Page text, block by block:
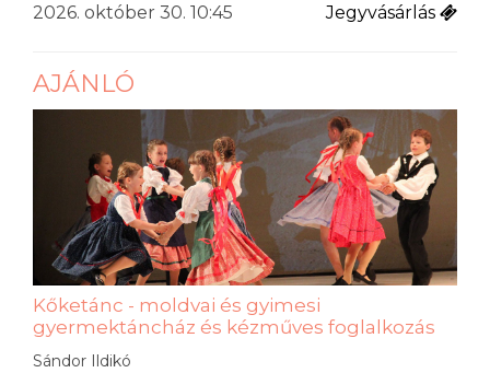
2026. október 30. 10:45 Jegyvásárlás
AJÁNLÓ
Kőketánc - moldvai és gyimesi
gyermektáncház és kézműves foglalkozás
Sándor Ildikó